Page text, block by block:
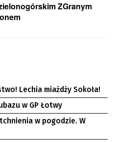
ZGranym
Lechia miażdży Sokoła!
w GP Łotwy
w pogodzie. W